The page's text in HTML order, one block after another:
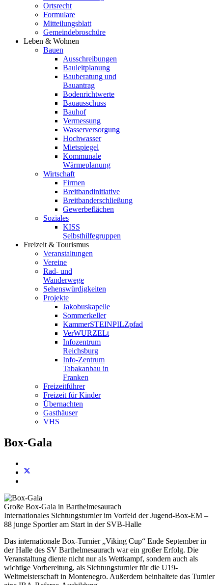
Ortsrecht
Formulare
Mitteilungsblatt
Gemeindebroschüre
Leben & Wohnen
Bauen
Ausschreibungen
Bauleitplanung
Bauberatung und
Bauantrag
Bodenrichtwerte
Bauausschuss
Bauhof
Vermessung
Wasserversorgung
Hochwasser
Mietspiegel
Kommunale
Wärmeplanung
Wirtschaft
Firmen
Breitbandinitiative
Breitbanderschließung
Gewerbeflächen
Soziales
KISS
Selbsthilfegruppen
Freizeit & Tourismus
Veranstaltungen
Vereine
Rad- und
Wanderwege
Sehenswürdigkeiten
Projekte
Jakobuskapelle
Sommerkeller
KammerSTEINPILZpfad
VerWURZELt
Infozentrum
Reichsburg
Info-Zentrum
Tabakanbau in
Franken
Freizeitführer
Freizeit für Kinder
Übernachten
Gasthäuser
VHS
Box-Gala
Große Box-Gala in Barthelmesaurach
Internationales Sichtungsturnier im Vorfeld der Jugend-Box-EM –
88 junge Sportler am Start in der SVB-Halle
Das internationale Box-Turnier „Viking Cup“ Ende September in
der Halle des SV Barthelmesaurach war ein großer Erfolg. Die
Veranstaltung diente nicht nur als Wettkampf, sondern auch als
wichtige Vorbereitung, als Sichtungsturnier für die U19-
Weltmeisterschaft in Montenegro. Außerdem beinhaltete das Turnier